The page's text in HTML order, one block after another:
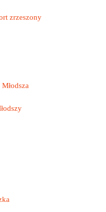
zrzeszony